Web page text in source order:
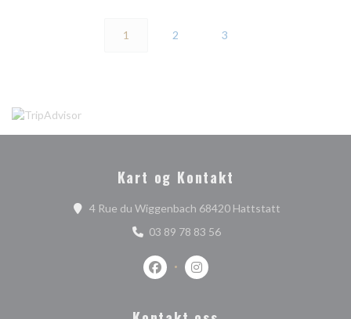
1 2 3
Kart og Kontakt
4 Rue du Wiggenbach 68420 Hattstatt((åpner i et
03 89 78 83 56
Facebook ((åpner i et nytt vindu))
Instagram ((åpner i et nytt